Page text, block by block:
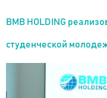
BMB HOLDING
студенческой